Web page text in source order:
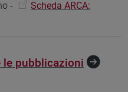
-
Scheda ARCA:
le pubblicazioni